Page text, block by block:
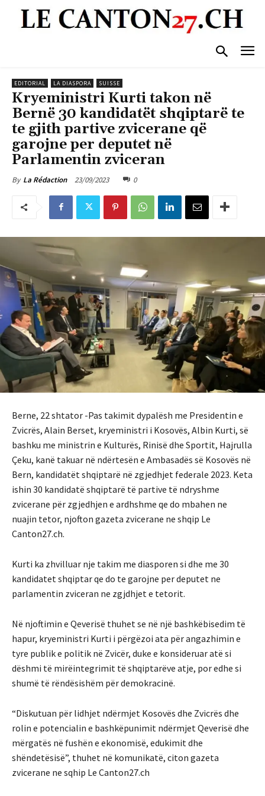
EDITORIAL LA DIASPORA SUISSE
Kryeministri Kurti takon në
Bernë 30 kandidatët shqiptarë te
te gjith partive zvicerane që
garojne per deputet në
Parlamentin zviceran
By La Rédaction 23/09/2023 0
Berne, 22 shtator -Pas takimit dypalësh me Presidentin e
Zvicrës, Alain Berset, kryeministri i Kosovës, Albin Kurti, së
bashku me ministrin e Kulturës, Rinisë dhe Sportit, Hajrulla
Çeku, kanë takuar në ndërtesën e Ambasadës së Kosovës në
Bern, kandidatët shqiptarë në zgjedhjet federale 2023. Keta
ishin 30 kandidatë shqiptarë të partive të ndryshme
zvicerane për zgjedhjen e ardhshme qe do mbahen ne
nuajin tetor, njofton gazeta zvicerane ne shqip Le
Canton27.ch.
Kurti ka zhvilluar nje takim me diasporen si dhe me 30
kandidatet shqiptar qe do te garojne per deputet ne
parlamentin zviceran ne zgjdhjet e tetorit.
Në njoftimin e Qeverisë thuhet se në një bashkëbisedim të
hapur, kryeministri Kurti i përgëzoi ata për angazhimin e
tyre publik e politik në Zvicër, duke e konsideruar atë si
dëshmi të mirëintegrimit të shqiptarëve atje, por edhe si
shumë të rëndësishëm për demokracinë.
“Diskutuan për lidhjet ndërmjet Kosovës dhe Zvicrës dhe
rolin e potencialin e bashkëpunimit ndërmjet Qeverisë dhe
mërgatës në fushën e ekonomisë, edukimit dhe
shëndetësisë”, thuhet në komunikatë, citon gazeta
zvicerane ne sqhip Le Canton27.ch